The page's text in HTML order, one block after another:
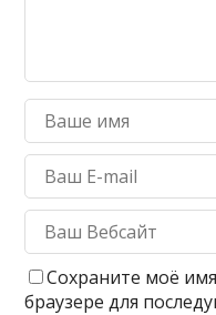
Сохраните моё
браузере для